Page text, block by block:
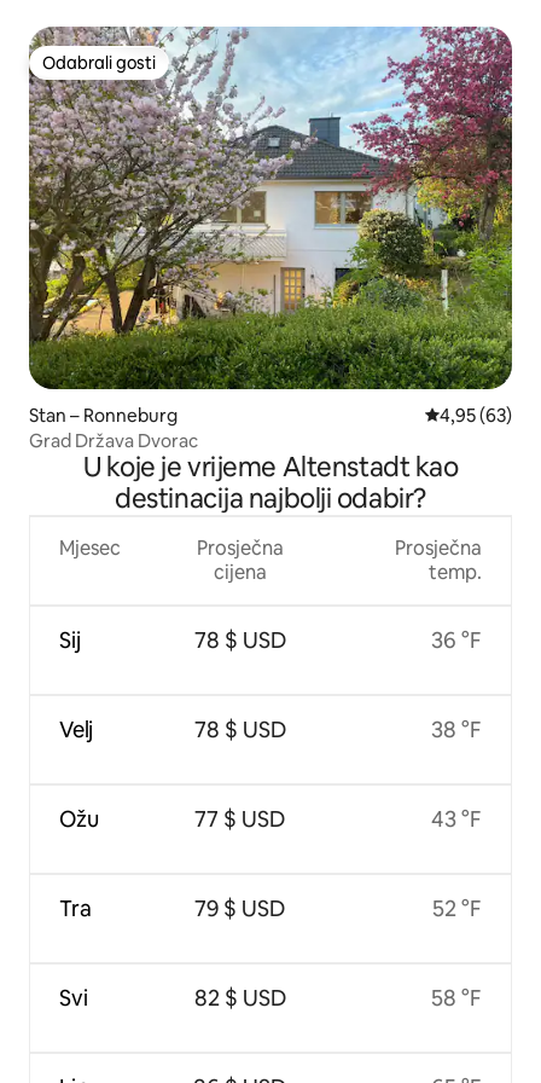
Odabrali gosti
Odabrali gosti
Stan – Ronneburg Prosječna
4,95 (63)
Grad Država Dvorac
U koje je vrijeme Altenstadt kao
destinacija najbolji odabir?
Mjesec
Sij
Velj
Ožu
Tra
Svi
Prosječna
cijena
78 $ USD
78 $ USD
77 $ USD
79 $ USD
82 $ USD
Prosječna
temp.
36 °F
38 °F
43 °F
52 °F
58 °F